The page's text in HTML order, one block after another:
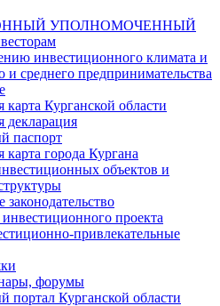
УПОЛНОМОЧЕННЫЙ
инвестиционного климата и
и среднего предпринимательства
Курганской области
декларация
паспорт
города Кургана
объектов и
проекта
привлекательные
форумы
портал Курганской области